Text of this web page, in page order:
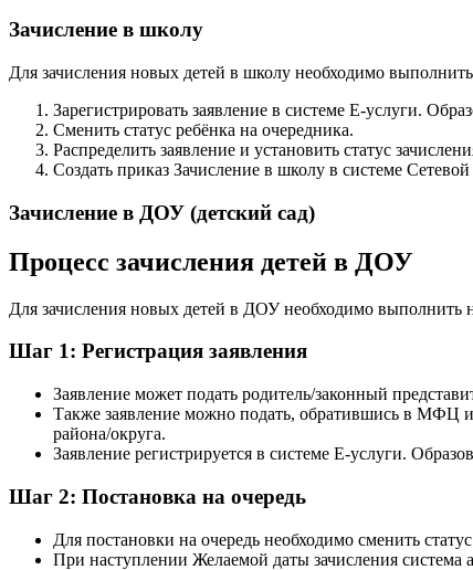
Зачисление в школу
Для зачисления новых детей в школу необходимо
Зарегистрировать заявление в системе Е-услуги.
Сменить статус ребёнка на очередника.
Распределить заявление и установить статус
Создать приказ Зачисление в школу в системе
Зачисление в ДОУ (детский сад)
Процесс зачисления детей в ДОУ
Для зачисления новых детей в ДОУ необходимо выполнить
Шаг 1: Регистрация заявления
Заявление может подать родитель/законный
Также заявление можно подать, обратившись в МФЦ
района/округа.
Заявление регистрируется в системе Е-услуги.
Шаг 2: Постановка на очередь
Для постановки на очередь необходимо сменить
При наступлении Желаемой даты зачисления система